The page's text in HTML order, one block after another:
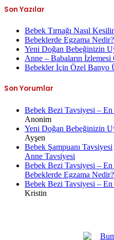
Son Yazılar
Bebek Tırnağı Nasıl
Bebeklerde Egzama Nedir?
Yeni Doğan Bebeğinizin
Anne – Babaların
Bebekler İçin Özel Banyo
Son Yorumlar
Bebek Bezi Tavsiyesi –
Anonim
Yeni Doğan Bebeğinizin
Ayşen
Bebek Şampuanı Tavsiyesi
Anne Tavsiyesi
Bebek Bezi Tavsiyesi –
Bebeklerde Egzama
Bebek Bezi Tavsiyesi –
Kristin